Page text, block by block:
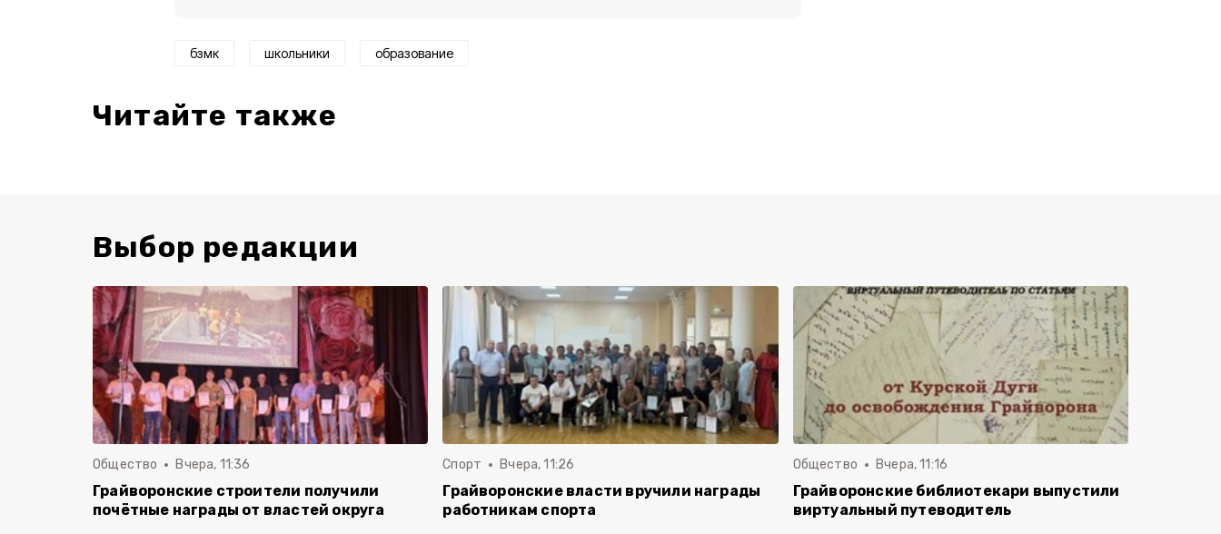
бзмк школьники образование
Читайте также
Выбор редакции
Общество Вчера, 11:36
Грайворонские строители получили
почётные награды от властей округа
Спорт Вчера, 11:26
Грайворонские власти вручили награды
работникам спорта
Общество Вчера, 11:16
Грайворонские библиотекари выпустили
виртуальный путеводитель